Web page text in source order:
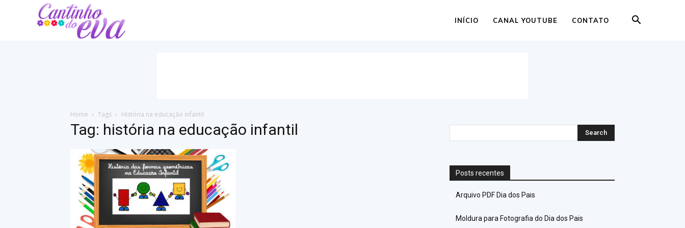
INÍCIO CANAL YOUTUBE CONTATO
Home Tags História na educação infantil
Tag: história na educação infantil
Posts recentes
Arquivo PDF Dia dos Pais
Moldura para Fotografia do Dia dos Pais